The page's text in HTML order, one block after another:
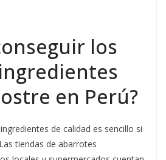
los
en Perú?
de calidad es sencillo si
tiendas de abarrotes